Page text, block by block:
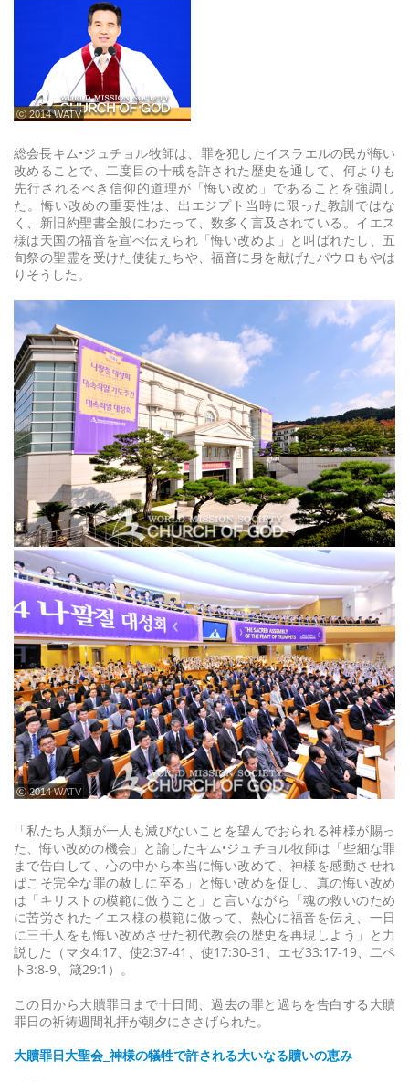
ⓒ 2014 WATV
総会長キム•ジュチョル牧師は、罪を犯したイスラエルの民が悔い
改めることで、二度目の十戒を許された歴史を通して、何よりも
先行されるべき信仰的道理が「悔い改め」であることを強調し
た。悔い改めの重要性は、出エジプト当時に限った教訓ではな
く、新旧約聖書全般にわたって、数多く言及されている。イエス
様は天国の福音を宣べ伝えられ「悔い改めよ」と叫ばれたし、五
旬祭の聖霊を受けた使徒たちや、福音に身を献げたパウロもやは
りそうした。
ⓒ 2014 WATV
「私たち人類が一人も滅びないことを望んでおられる神様が賜っ
た、悔い改めの機会」と諭したキム•ジュチョル牧師は「些細な罪
まで告白して、心の中から本当に悔い改めて、神様を感動させれ
ばこそ完全な罪の赦しに至る」と悔い改めを促し、真の悔い改め
は「キリストの模範に倣うこと」と言いながら「魂の救いのため
に苦労されたイエス様の模範に倣って、熱心に福音を伝え、一日
に三千人をも悔い改めさせた初代教会の歴史を再現しよう」と力
説した（マタ4:17、使2:37-41、使17:30-31、エゼ33:17-19、二ペ
ト3:8-9、箴29:1）。
この日から大贖罪日まで十日間、過去の罪と過ちを告白する大贖
罪日の祈祷週間礼拝が朝夕にささげられた。
大贖罪日大聖会_神様の犠牲で許される大いなる贖いの恵み